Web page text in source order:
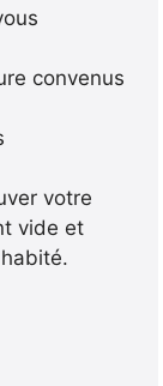
convenus
votre
vide et